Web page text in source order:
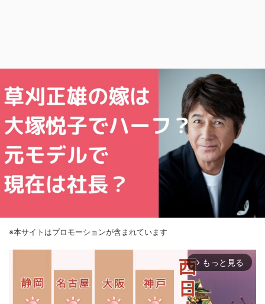
※本サイトはプロモーションが含まれています
arrow_forward_ios もっと見る